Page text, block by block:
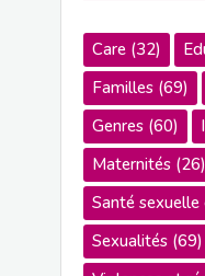
Care(32)
Familles(69)
Genres(60)
Maternités(26)
Santé
Sexualités(69)